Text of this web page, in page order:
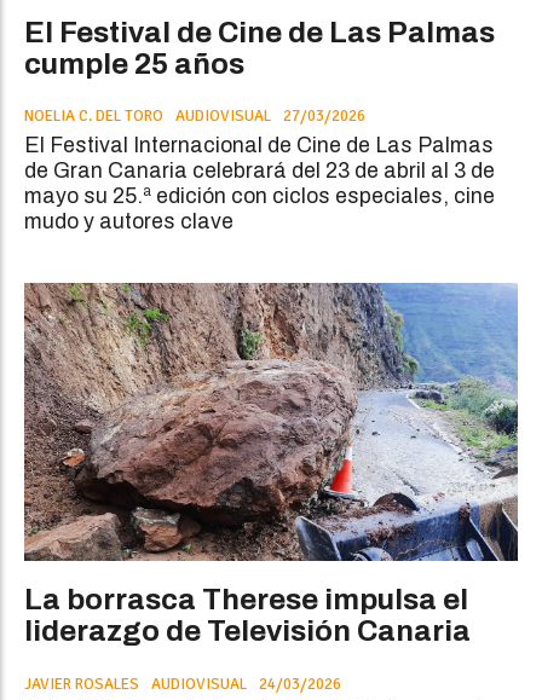
El Festival de Cine de Las Palmas
cumple 25 años
NOELIA C. DEL TORO AUDIOVISUAL 27/03/2026
El Festival Internacional de Cine de Las Palmas
de Gran Canaria celebrará del 23 de abril al 3 de
mayo su 25.ª edición con ciclos especiales, cine
mudo y autores clave
La borrasca Therese impulsa el
liderazgo de Televisión Canaria
JAVIER ROSALES AUDIOVISUAL 24/03/2026